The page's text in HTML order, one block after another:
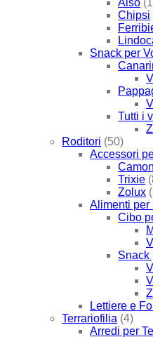
Also
Chipsi
Snack per
Tutti i
Roditori (50)
Accessori
Camon
Trixie
Zolux
Alimenti per
Cibo
Snack
Lettiere e
Terrariofilia (4)
Arredi per